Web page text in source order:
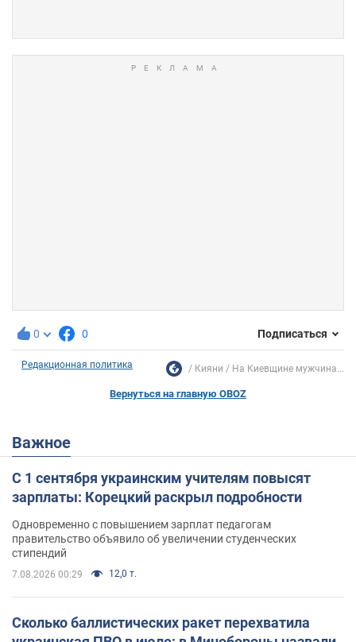
0 0 Подписаться
Редакционная политика Кияни На Киевщине мужчина...
Вернуться на главную OBOZ
Важное
С 1 сентября украинским учителям повысят
зарплаты: Корецкий раскрыл подробности
Одновременно с повышением зарплат педагогам
правительство объявило об увеличении студенческих
стипендий
7.08.2026 00:29 12,0 т.
Сколько баллистических ракет перехватила